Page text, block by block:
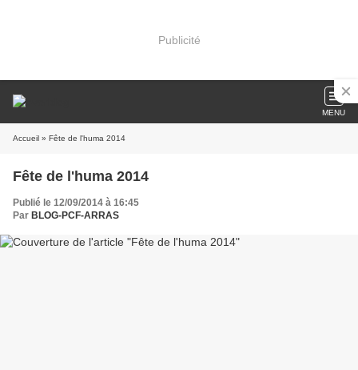
Publicité
MENU
Accueil » Fête de l'huma 2014
Fête de l'huma 2014
Publié le 12/09/2014 à 16:45
Par BLOG-PCF-ARRAS